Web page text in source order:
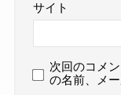
サイト
次回のコメ
の名前、メ